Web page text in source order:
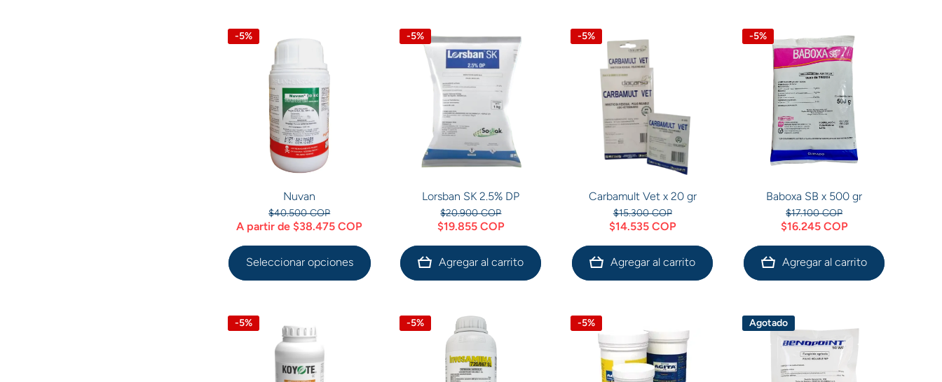
-5%
Nuvan
$40.500 COP
A partir de $38.475 COP
Seleccionar opciones
-5%
Lorsban SK 2.5% DP
$20.900 COP
$19.855 COP
Agregar al carrito
-5%
Carbamult Vet x 20 gr
$15.300 COP
$14.535 COP
Agregar al carrito
-5%
Baboxa SB x 500 gr
$17.100 COP
$16.245 COP
Agregar al carrito
-5% -5% -5% Agotado